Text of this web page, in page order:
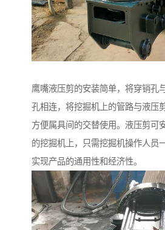
鹰嘴液压剪的安装简单，将穿销孔
孔相连，将挖掘机上的管路与液压
方便属具间的交替使用。液压剪可
的挖掘机上，只需挖掘机操作人员
实现产品的通用性和经济性。